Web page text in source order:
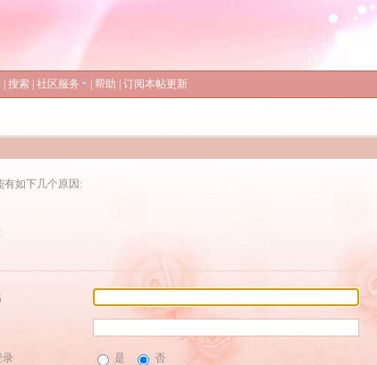
搜索 社区服务 帮助 订阅本帖更新
有如下几个原因:
录 是 否